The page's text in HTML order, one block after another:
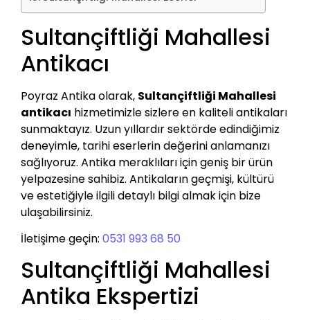
Sultançiftliği Mahallesi
Antikacı
Poyraz Antika olarak, Sultançiftliği Mahallesi
antikacı hizmetimizle sizlere en kaliteli antikaları
sunmaktayız. Uzun yıllardır sektörde edindiğimiz
deneyimle, tarihi eserlerin değerini anlamanızı
sağlıyoruz. Antika meraklıları için geniş bir ürün
yelpazesine sahibiz. Antikaların geçmişi, kültürü
ve estetiğiyle ilgili detaylı bilgi almak için bize
ulaşabilirsiniz.
İletişime geçin: 0531 993 68 50
Sultançiftliği Mahallesi
Antika Ekspertizi